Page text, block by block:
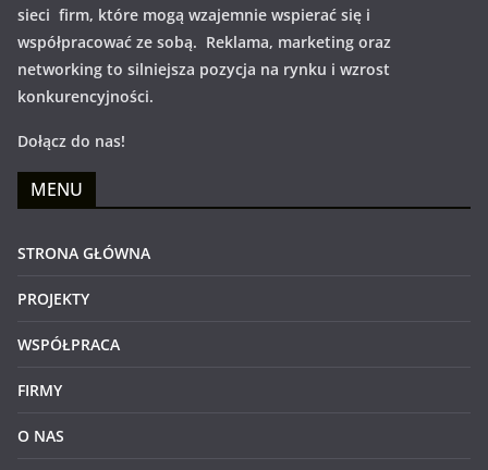
sieci firm, które mogą wzajemnie wspierać się i
współpracować ze sobą. Reklama, marketing oraz
networking to silniejsza pozycja na rynku i wzrost
konkurencyjności.
Dołącz do nas!
MENU
STRONA GŁÓWNA
PROJEKTY
WSPÓŁPRACA
FIRMY
O NAS